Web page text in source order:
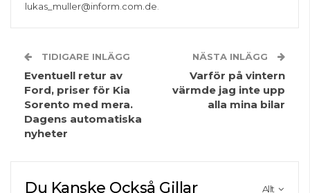
lukas_muller@inform.com.de.
TIDIGARE INLÄGG
Eventuell retur av
Ford, priser för Kia
Sorento med mera.
Dagens automatiska
nyheter
NÄSTA INLÄGG
Varför på vintern
värmde jag inte upp
alla mina bilar
Allt
Du Kanske Också Gillar